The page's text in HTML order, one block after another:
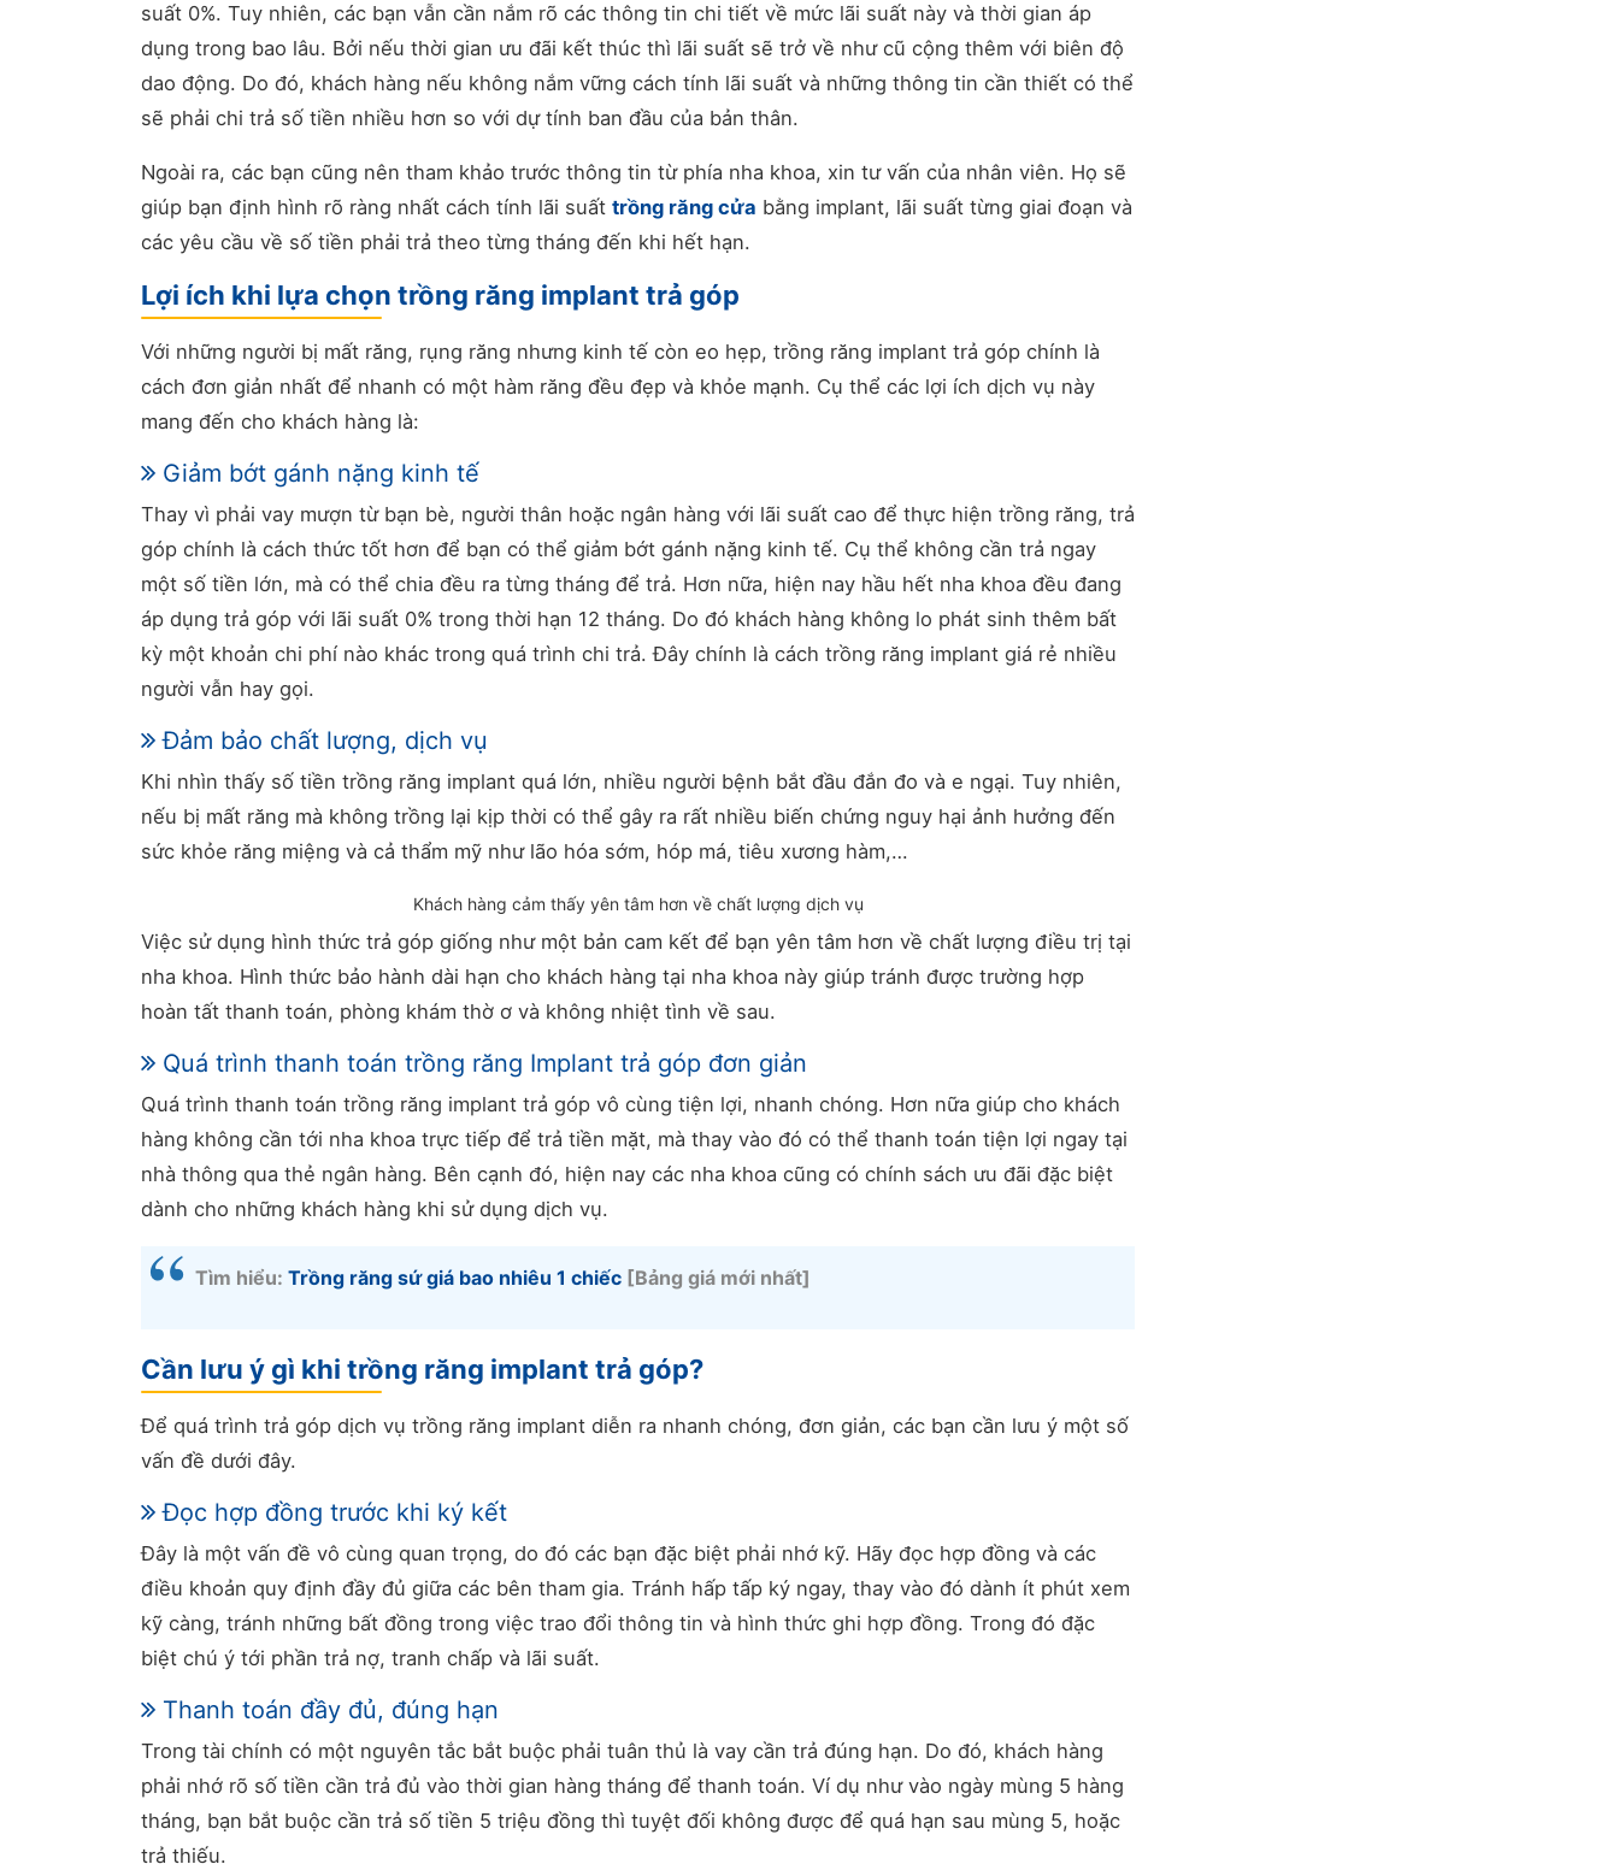
suất 0%. Tuy nhiên, các bạn vẫn cần nắm rõ các thông tin chi tiết về mức lãi suất này và thời gian áp
dụng trong bao lâu. Bởi nếu thời gian ưu đãi kết thúc thì lãi suất sẽ trở về như cũ cộng thêm với biên độ
dao động. Do đó, khách hàng nếu không nắm vững cách tính lãi suất và những thông tin cần thiết có thể
sẽ phải chi trả số tiền nhiều hơn so với dự tính ban đầu của bản thân.
Ngoài ra, các bạn cũng nên tham khảo trước thông tin từ phía nha khoa, xin tư vấn của nhân viên. Họ sẽ
giúp bạn định hình rõ ràng nhất cách tính lãi suất trồng răng cửa bằng implant, lãi suất từng giai đoạn và
các yêu cầu về số tiền phải trả theo từng tháng đến khi hết hạn.
Lợi ích khi lựa chọn trồng răng implant trả góp
Với những người bị mất răng, rụng răng nhưng kinh tế còn eo hẹp, trồng răng implant trả góp chính là
cách đơn giản nhất để nhanh có một hàm răng đều đẹp và khỏe mạnh. Cụ thể các lợi ích dịch vụ này
mang đến cho khách hàng là:
Giảm bớt gánh nặng kinh tế
Thay vì phải vay mượn từ bạn bè, người thân hoặc ngân hàng với lãi suất cao để thực hiện trồng răng, trả
góp chính là cách thức tốt hơn để bạn có thể giảm bớt gánh nặng kinh tế. Cụ thể không cần trả ngay
một số tiền lớn, mà có thể chia đều ra từng tháng để trả. Hơn nữa, hiện nay hầu hết nha khoa đều đang
áp dụng trả góp với lãi suất 0% trong thời hạn 12 tháng. Do đó khách hàng không lo phát sinh thêm bất
kỳ một khoản chi phí nào khác trong quá trình chi trả. Đây chính là cách trồng răng implant giá rẻ nhiều
người vẫn hay gọi.
Đảm bảo chất lượng, dịch vụ
Khi nhìn thấy số tiền trồng răng implant quá lớn, nhiều người bệnh bắt đầu đắn đo và e ngại. Tuy nhiên,
nếu bị mất răng mà không trồng lại kịp thời có thể gây ra rất nhiều biến chứng nguy hại ảnh hưởng đến
sức khỏe răng miệng và cả thẩm mỹ như lão hóa sớm, hóp má, tiêu xương hàm,…
Khách hàng cảm thấy yên tâm hơn về chất lượng dịch vụ
Việc sử dụng hình thức trả góp giống như một bản cam kết để bạn yên tâm hơn về chất lượng điều trị tại
nha khoa. Hình thức bảo hành dài hạn cho khách hàng tại nha khoa này giúp tránh được trường hợp
hoàn tất thanh toán, phòng khám thờ ơ và không nhiệt tình về sau.
Quá trình thanh toán trồng răng Implant trả góp đơn giản
Quá trình thanh toán trồng răng implant trả góp vô cùng tiện lợi, nhanh chóng. Hơn nữa giúp cho khách
hàng không cần tới nha khoa trực tiếp để trả tiền mặt, mà thay vào đó có thể thanh toán tiện lợi ngay tại
nhà thông qua thẻ ngân hàng. Bên cạnh đó, hiện nay các nha khoa cũng có chính sách ưu đãi đặc biệt
dành cho những khách hàng khi sử dụng dịch vụ.
Tìm hiểu: Trồng răng sứ giá bao nhiêu 1 chiếc [Bảng giá mới nhất]
Cần lưu ý gì khi trồng răng implant trả góp?
Để quá trình trả góp dịch vụ trồng răng implant diễn ra nhanh chóng, đơn giản, các bạn cần lưu ý một số
vấn đề dưới đây.
Đọc hợp đồng trước khi ký kết
Đây là một vấn đề vô cùng quan trọng, do đó các bạn đặc biệt phải nhớ kỹ. Hãy đọc hợp đồng và các
điều khoản quy định đầy đủ giữa các bên tham gia. Tránh hấp tấp ký ngay, thay vào đó dành ít phút xem
kỹ càng, tránh những bất đồng trong việc trao đổi thông tin và hình thức ghi hợp đồng. Trong đó đặc
biệt chú ý tới phần trả nợ, tranh chấp và lãi suất.
Thanh toán đầy đủ, đúng hạn
Trong tài chính có một nguyên tắc bắt buộc phải tuân thủ là vay cần trả đúng hạn. Do đó, khách hàng
phải nhớ rõ số tiền cần trả đủ vào thời gian hàng tháng để thanh toán. Ví dụ như vào ngày mùng 5 hàng
tháng, bạn bắt buộc cần trả số tiền 5 triệu đồng thì tuyệt đối không được để quá hạn sau mùng 5, hoặc
trả thiếu.